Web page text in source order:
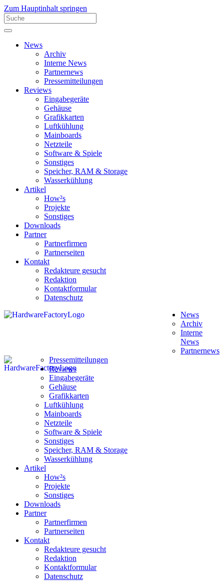
Zum Hauptinhalt springen
News
Archiv
Interne News
Partnernews
Pressemitteilungen
Reviews
Eingabegeräte
Gehäuse
Grafikkarten
Luftkühlung
Mainboards
Netzteile
Software & Spiele
Sonstiges
Speicher, RAM & Storage
Wasserkühlung
Artikel
How²s
Projekte
Sonstiges
Downloads
Partner
Partnerfirmen
Partnerseiten
Kontakt
Redakteure gesucht
Redaktion
Kontaktformular
Datenschutz
News
Archiv
Interne
News
Partnernews
Pressemitteilungen
Reviews
Eingabegeräte
Gehäuse
Grafikkarten
Luftkühlung
Mainboards
Netzteile
Software & Spiele
Sonstiges
Speicher, RAM & Storage
Wasserkühlung
Artikel
How²s
Projekte
Sonstiges
Downloads
Partner
Partnerfirmen
Partnerseiten
Kontakt
Redakteure gesucht
Redaktion
Kontaktformular
Datenschutz